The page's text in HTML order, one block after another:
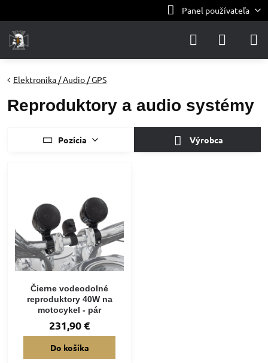
Panel používateľa
Elektronika / Audio / GPS
Reproduktory a audio systémy
Pozícia Výrobca
Čierne vodeodolné
reproduktory 40W na
motocykel - pár
231,90 €
Do košíka